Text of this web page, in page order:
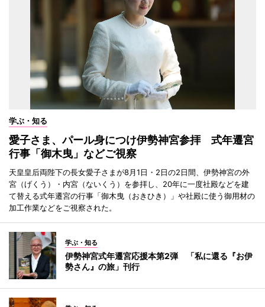
学ぶ・知る
愛子さま、パール身につけ伊勢神宮参拝 式年遷宮
行事「御木曳」などご視察
天皇皇后両陛下の長女愛子さまが8月1日・2日の2日間、伊勢神宮の外
宮（げくう）・内宮（ないくう）を参拝し、20年に一度社殿などを建
て替える式年遷宮の行事「御木曳（おきひき）」や社殿に使う御用材の
加工作業などをご視察された。
学ぶ・知る
伊勢神宮式年遷宮応援本第2弾 「私に還る『お伊
勢さん』の旅」刊行